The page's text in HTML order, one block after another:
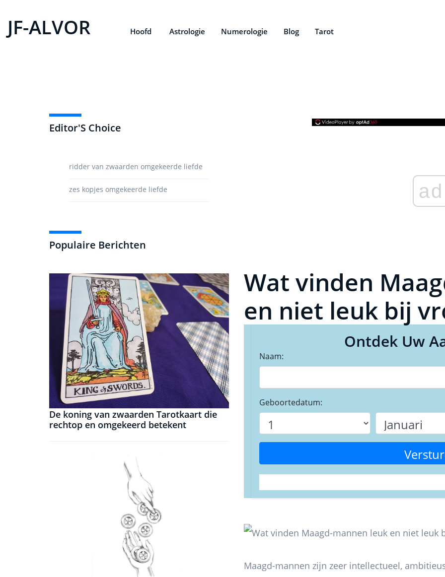
JF-ALVOR Hoofd Astrologie Numerologie Blog Tarot
Editor'S Choice
ridder van zwaarden omgekeerde liefde
zes kopjes omgekeerde liefde
Populaire Berichten
De koning van zwaarden Tarotkaart die
rechtop en omgekeerd betekent
ad
Wat vinden
en niet leuk bij
Ontdek Uw
Naam:
Geboortedatum:
Maagd-mannen zijn zeer intellectueel,